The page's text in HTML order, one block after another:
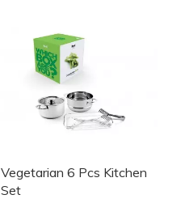
Vegetarian 6 Pcs Kitchen
Set